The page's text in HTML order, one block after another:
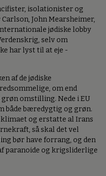
isolationister og
John Mearsheimer,
jødiske lobby
selv om
har lyst til at eje -
af de jødiske
om end
omstilling. Nede i EU
både bæredygtig og grøn.
klimaet og erstatte al Irans
så skal det vel
bør have forrang, og den
paranoide og krigsliderlige